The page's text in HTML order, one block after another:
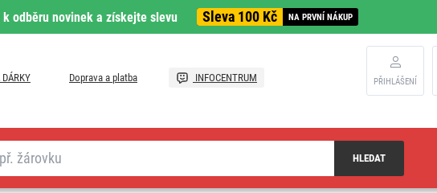
odběru novinek a získejte slevu Sleva 100 Kč NA PRVNÍ NÁKUP
DÁRKY Doprava a platba INFOCENTRUM PŘIHLÁŠENÍ
HLEDAT